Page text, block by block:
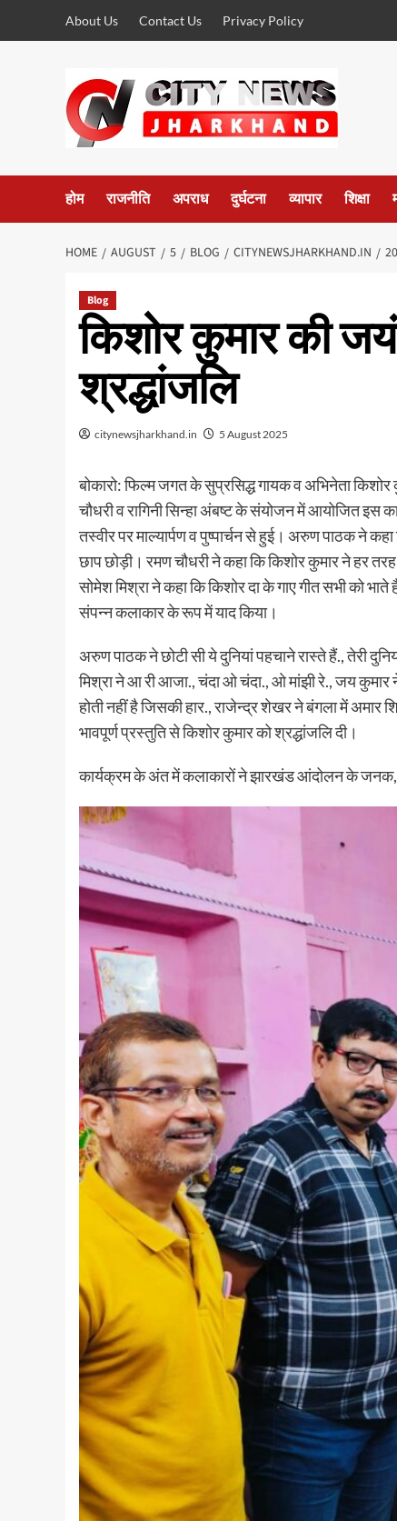
About Us Contact Us Privacy Policy
होम राजनीति अपराध दुर्घटना व्यापार शिक्षा
HOME AUGUST 5 BLOG CITYNEWSJHARKHAND.IN
Blog
किशोर कुमार की
श्रद्धांजलि
citynewsjharkhand.in 5 August 2025
बोकारो: फिल्म जगत के सुप्रसिद्ध गायक व अभिनेता
चौधरी व रागिनी सिन्हा अंबष्ट के संयोजन में आयोजित इस
तस्वीर पर माल्यार्पण व पुष्पार्चन से हुई। अरुण पाठक ने
छाप छोड़ी। रमण चौधरी ने कहा कि किशोर कुमार ने हर
सोमेश मिश्रा ने कहा कि किशोर दा के गाए गीत सभी को
संपन्न कलाकार के रूप में याद किया।
अरुण पाठक ने छोटी सी ये दुनियां पहचाने रास्ते हैं., तेरी
मिश्रा ने आ री आजा., चंदा ओ चंदा., ओ मांझी रे., जय
होती नहीं है जिसकी हार., राजेन्द्र शेखर ने बंगला में अमार
भावपूर्ण प्रस्तुति से किशोर कुमार को श्रद्धांजलि दी।
कार्यक्रम के अंत में कलाकारों ने झारखंड आंदोलन के जनक,